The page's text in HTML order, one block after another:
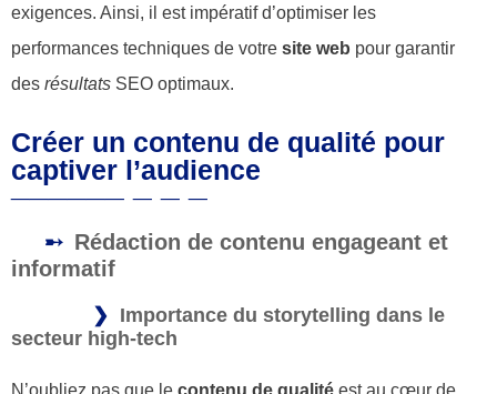
exigences. Ainsi, il est impératif d’optimiser les
performances techniques de votre site web pour garantir
des résultats SEO optimaux.
Créer un contenu de qualité pour
captiver l’audience
Rédaction de contenu engageant et
informatif
Importance du storytelling dans le
secteur high-tech
N’oubliez pas que le contenu de qualité est au cœur de